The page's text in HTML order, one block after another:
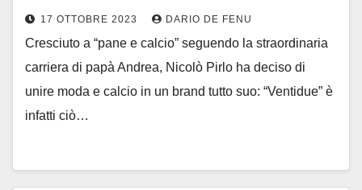
17 OTTOBRE 2023 DARIO DE FENU
Cresciuto a “pane e calcio” seguendo la straordinaria
carriera di papà Andrea, Nicolò Pirlo ha deciso di
unire moda e calcio in un brand tutto suo: “Ventidue” è
infatti ciò…